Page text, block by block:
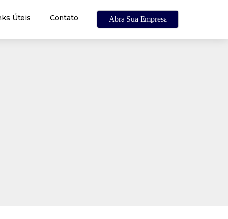
Úteis Contato Abra Sua Empresa